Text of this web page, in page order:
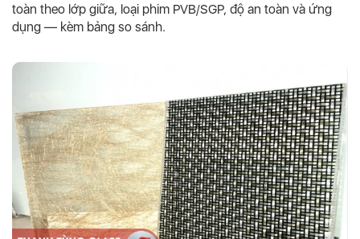
toàn theo lớp giữa, loại phim PVB/SGP, độ an toàn và ứng
dụng — kèm bảng so sánh.